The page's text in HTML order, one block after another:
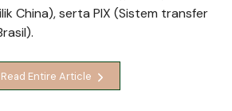
China), serta PIX (Sistem transfer
Read Entire Article